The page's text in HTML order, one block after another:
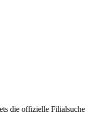
die offizielle Filialsuche